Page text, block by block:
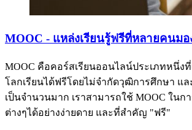
MOOC - แหล่งเรียนรู้ฟรีที่หลายคนม
MOOC คือคอร์สเรียนออนไลน์ประเภทหนึ่ง
โลกเรียนได้ฟรีโดยไม่จำกัดวุฒิการศึกษา แ
เป็นจำนวนมาก เราสามารถใช้ MOOC ในกา
ต่างๆได้อย่างง่ายดาย และที่สำคัญ "ฟรี"